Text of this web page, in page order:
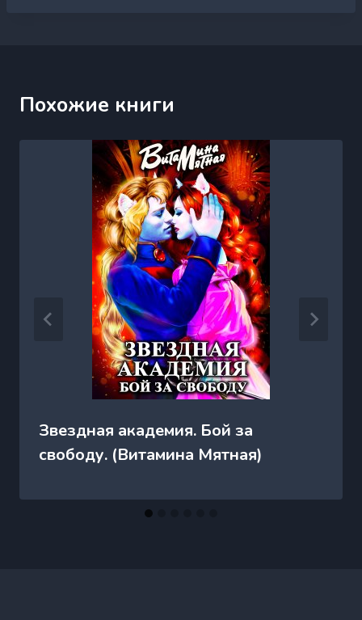
Похожие книги
Звездная академия. Бой за
свободу. (Витамина Мятная)